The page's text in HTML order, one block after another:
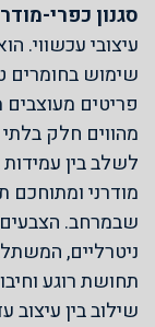
סגנון כפרי-
עיצובי עכשווי.
שימוש בחומרים
פריטים מעוצבים
מהווים חלק
לשלב בין
מודרני ומתוחכם
שבמרחב. הצבעים
ניטרליים,
תחושת רוגע
שילוב בין עיצוב